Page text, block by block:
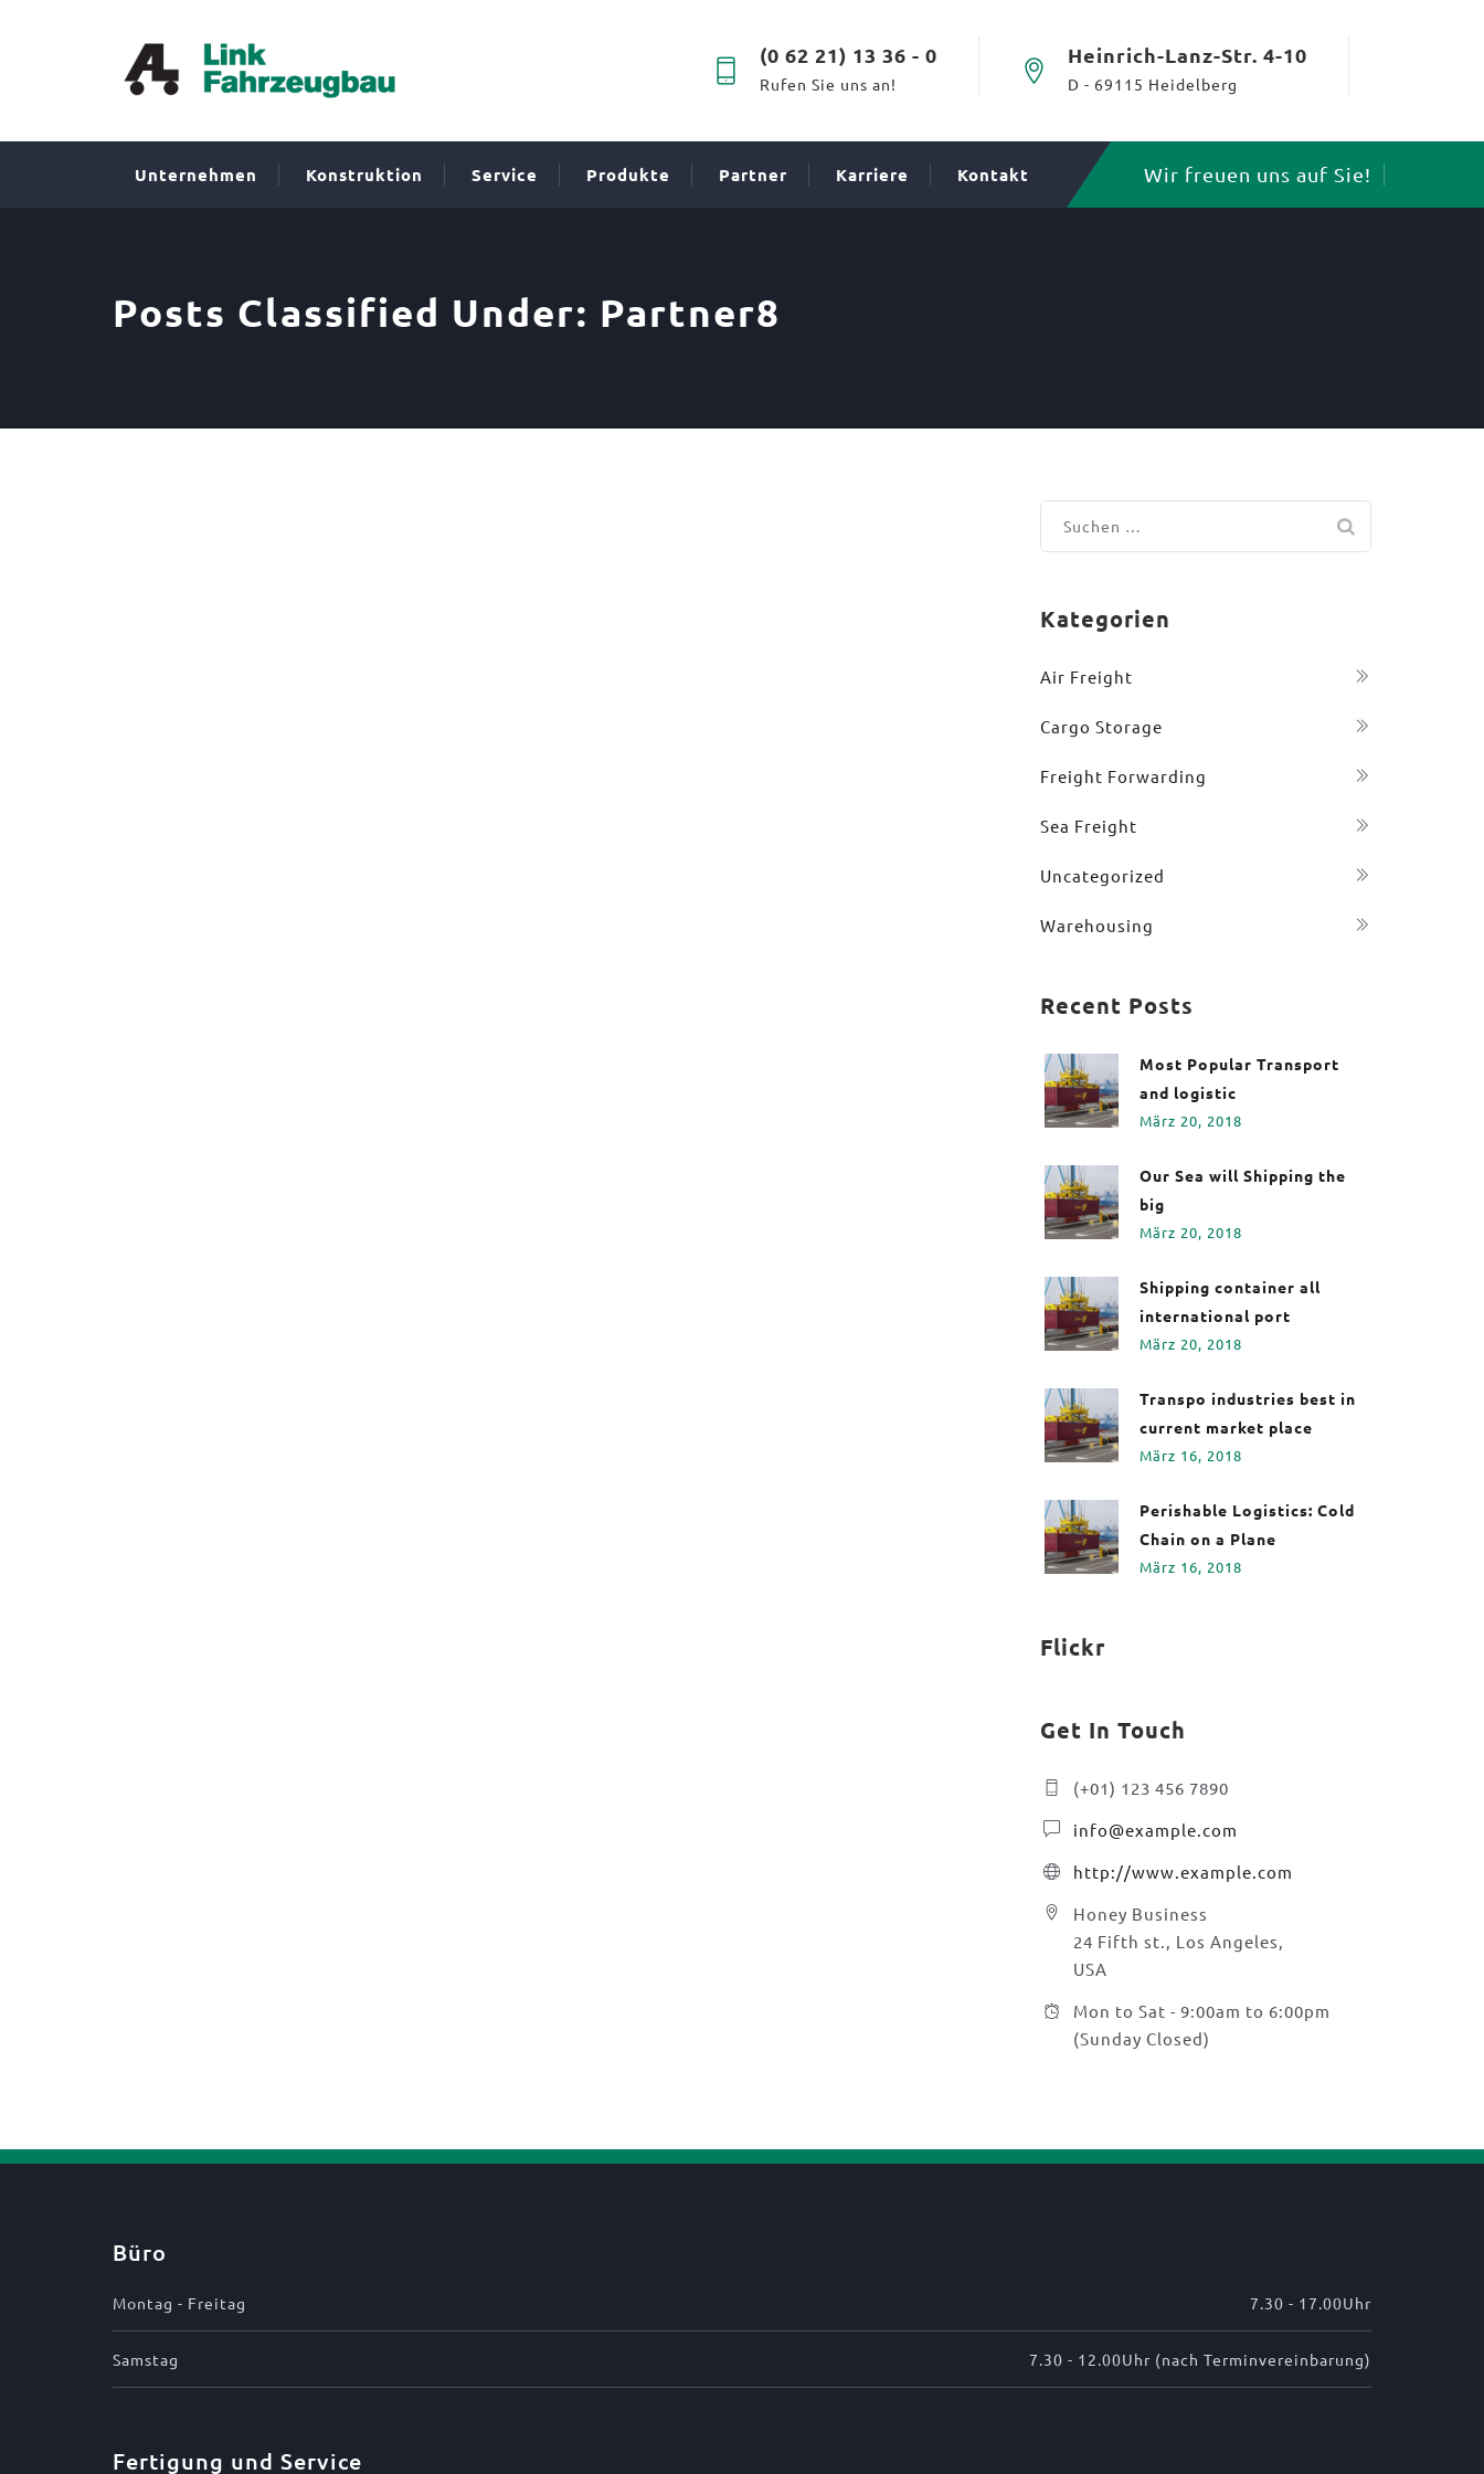
(0 62 21) 13 36 - 0
Rufen Sie uns an!
Heinrich-Lanz-Str. 4-10
D - 69115 Heidelberg
Wir freuen uns auf Sie!
Unternehmen Konstruktion Service Produkte Partner Karriere Kontakt
Posts Classified Under: Partner8
Kategorien
Air Freight
Cargo Storage
Freight Forwarding
Sea Freight
Uncategorized
Warehousing
Recent Posts
Most Popular Transport
and logistic
März 20, 2018
Our Sea will Shipping the
big
März 20, 2018
Shipping container all
international port
März 20, 2018
Transpo industries best in
current market place
März 16, 2018
Perishable Logistics: Cold
Chain on a Plane
März 16, 2018
Flickr
Get In Touch
(+01) 123 456 7890
info@example.com
http://www.example.com
Honey Business
24 Fifth st., Los Angeles,
USA
Mon to Sat - 9:00am to 6:00pm
(Sunday Closed)
Büro
Montag - Freitag 7.30 - 17.00Uhr
Samstag 7.30 - 12.00Uhr (nach Terminvereinbarung)
Fertigung und Service